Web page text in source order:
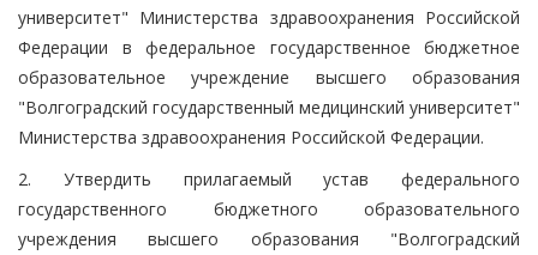
университет" Министерства здравоохранения Российской
Федерации в федеральное государственное бюджетное
образовательное учреждение высшего образования
"Волгоградский государственный медицинский университет"
Министерства здравоохранения Российской Федерации.
2. Утвердить прилагаемый устав федерального
государственного бюджетного образовательного
учреждения высшего образования "Волгоградский